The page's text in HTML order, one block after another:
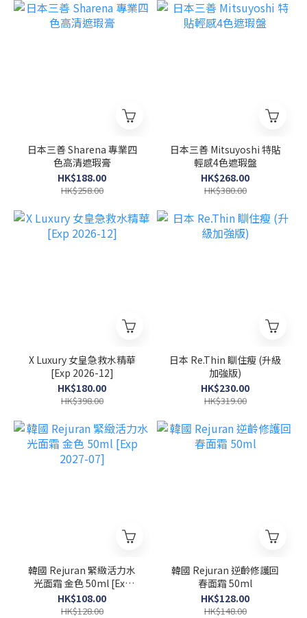
日本三善 Sharena 專業四
色高清遮瑕膏
HK$188.00
HK$258.00
日本三善 Mitsuyoshi 特貼
輕感4色遮瑕盤
HK$268.00
HK$380.00
X Luxury 女皇急救水精華
[Exp 2026-12]
HK$180.00
HK$398.00
日本 Re.Thin 瞓住瘦 (升級
加強版)
HK$230.00
HK$319.00
韓國 Rejuran 緊緻活力水
光面霜 金色 50ml [Exp
2027-07]
HK$108.00
HK$128.00
韓國 Rejuran 逆齡修護回
春面霜 50ml
HK$128.00
HK$148.00